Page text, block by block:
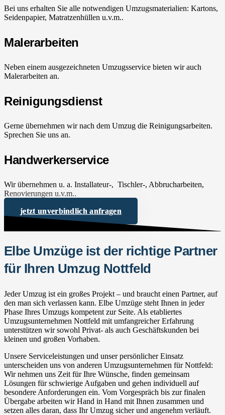
Bei uns erhalten Sie alle notwendigen Umzugsmaterialien: Kartons,
Seidenpapier, Matratzenhüllen u.v.m..
Malerarbeiten
Neben einem ausgezeichneten Umzugsservice bieten wir auch
Malerarbeiten an.
Reinigungsdienst
Gerne übernehmen wir nach dem Umzug die Reinigungsarbeiten.
Sprechen Sie uns an.
Handwerkerservice
Wir übernehmen u. a. Installateur-, Tischler-, Abbrucharbeiten,
Renovierungen u.v.m..
jetzt unverbindlich anfragen
Elbe Umzüge ist der richtige Partner
für Ihren Umzug Nottfeld
Jeder Umzug ist ein großes Projekt – und braucht einen Partner, auf
den man sich verlassen kann. Elbe Umzüge steht Ihnen in jeder
Phase Ihres Umzugs kompetent zur Seite. Als etabliertes
Umzugsunternehmen Nottfeld mit umfangreicher Erfahrung
unterstützen wir sowohl Privat- als auch Geschäftskunden bei
kleinen und großen Vorhaben.
Unsere Serviceleistungen und unser persönlicher Einsatz
unterscheiden uns von anderen Umzugsunternehmen für Nottfeld:
Wir nehmen uns Zeit für Ihre Wünsche, finden gemeinsam
Lösungen für schwierige Aufgaben und gehen individuell auf
besondere Anforderungen ein. Vom Vorgespräch bis zur finalen
Übergabe arbeiten wir Hand in Hand mit Ihnen zusammen und
setzen alles daran, dass Ihr Umzug sicher und angenehm verläuft.